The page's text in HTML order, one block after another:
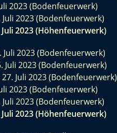
2023 (Bodenfeuerwerk)
Juli 2023 (Bodenfeuerwerk)
2023 (Höhenfeuerwerk)
Juli 2023 (Bodenfeuerwerk)
Juli 2023 (Bodenfeuerwerk)
Juli 2023 (Bodenfeuerwerk)
2023 (Bodenfeuerwerk)
Juli 2023 (Bodenfeuerwerk)
2023 (Höhenfeuerwerk)